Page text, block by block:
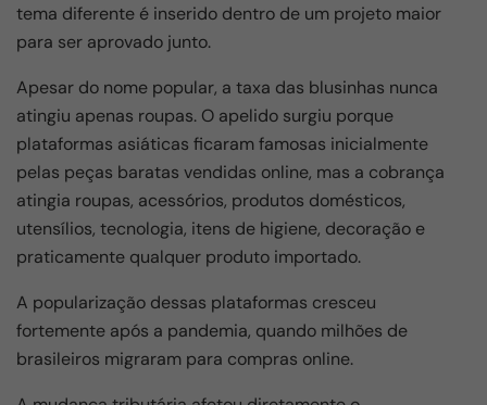
tema diferente é inserido dentro de um projeto maior
para ser aprovado junto.
Apesar do nome popular, a taxa das blusinhas nunca
atingiu apenas roupas. O apelido surgiu porque
plataformas asiáticas ficaram famosas inicialmente
pelas peças baratas vendidas online, mas a cobrança
atingia roupas, acessórios, produtos domésticos,
utensílios, tecnologia, itens de higiene, decoração e
praticamente qualquer produto importado.
A popularização dessas plataformas cresceu
fortemente após a pandemia, quando milhões de
brasileiros migraram para compras online.